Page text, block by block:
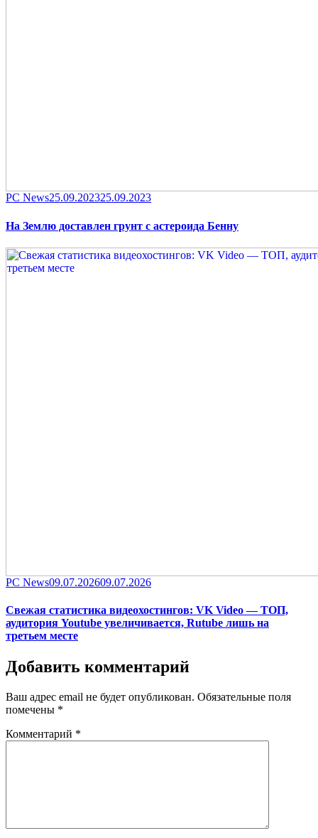
Category
PC NewsPosted
25.09.202325.09.2023
На Землю доставлен грунт с астероида Бенну
Category
PC NewsPosted
09.07.202609.07.2026
Свежая статистика видеохостингов: VK Video — ТОП,
аудитория Youtube увеличивается, Rutube лишь на
третьем месте
Добавить комментарий
Ваш адрес email не будет опубликован. Обязательные поля
помечены *
Комментарий *